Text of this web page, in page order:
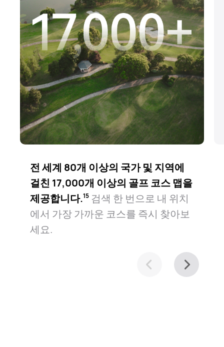
전 세계 80개 이상의 국가 및 지역에
걸친 17,000개 이상의 골프 코스 맵을
제공합니다.⁠15검색 한 번으로 내 위치
에서 가장 가까운 코스를 즉시 찾아보
세요.